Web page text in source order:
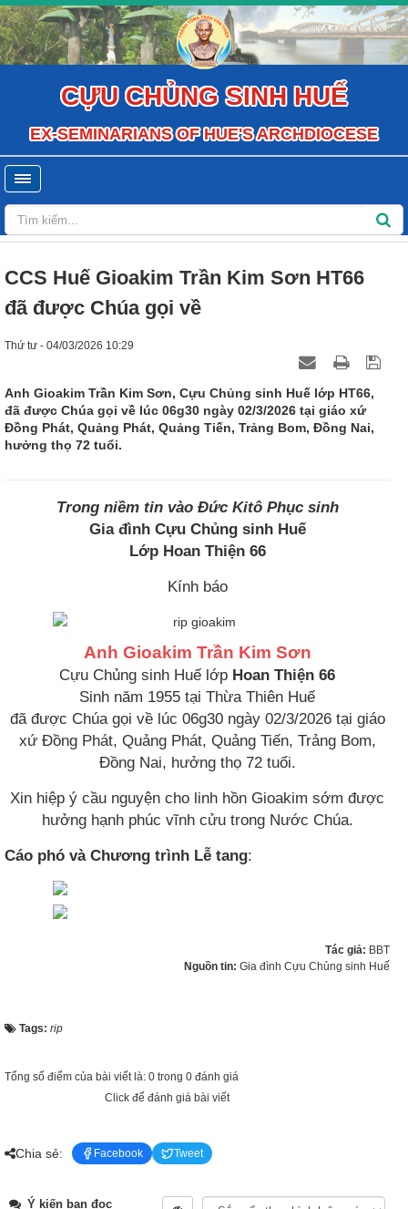
CỰU CHỦNG SINH HUẾ
EX-SEMINARIANS OF HUE'S ARCHDIOCESE
CCS Huế Gioakim Trần Kim Sơn HT66
đã được Chúa gọi về
Thứ tư - 04/03/2026 10:29
Anh Gioakim Trần Kim Sơn, Cựu Chủng sinh Huế lớp HT66,
đã được Chúa gọi về lúc 06g30 ngày 02/3/2026 tại giáo xứ
Đồng Phát, Quảng Phát, Quảng Tiến, Trảng Bom, Ðồng Nai,
hưởng thọ 72 tuổi.
Trong niềm tin vào Đức Kitô Phục sinh
Gia đình Cựu Chủng sinh Huế
Lớp Hoan Thiện 66
Kính báo
Anh Gioakim Trần Kim Sơn
Cựu Chủng sinh Huế lớp Hoan Thiện 66
Sinh năm 1955 tại Thừa Thiên Huế
đã được Chúa gọi về lúc 06g30 ngày 02/3/2026 tại giáo
xứ Đồng Phát, Quảng Phát, Quảng Tiến, Trảng Bom,
Ðồng Nai, hưởng thọ 72 tuổi.
Xin hiệp ý cầu nguyện cho linh hồn Gioakim sớm được
hưởng hạnh phúc vĩnh cửu trong Nước Chúa.
Cáo phó và Chương trình Lễ tang:
Tác giả: BBT
Nguồn tin: Gia đình Cựu Chủng sinh Huế
Tags: rip
Tổng số điểm của bài viết là: 0 trong 0 đánh giá
Click để đánh giá bài viết
Chia sẻ: Facebook Tweet
Ý kiến bạn đọc